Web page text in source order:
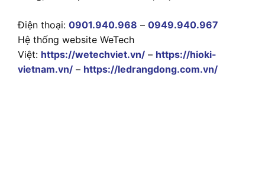
Điện thoại: 0901.940.968 – 0949.940.967
Hệ thống website WeTech
Việt: https://wetechviet.vn/ – https://hioki-
vietnam.vn/ – https://ledrangdong.com.vn/